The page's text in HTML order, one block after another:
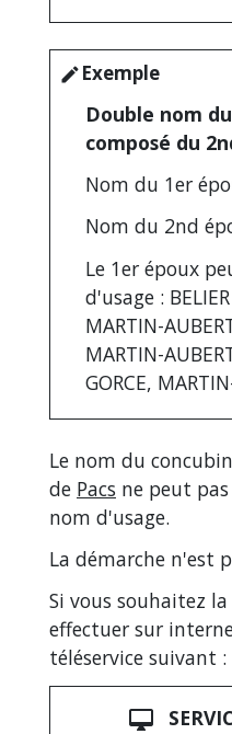
edit Exemple
Double nom
composé du 2
Nom du 1er
Nom du 2nd
Le 1er époux
d'usage :
MARTIN-
MARTIN-
GORCE,
Le nom du
de Pacs ne peut
nom d'usage.
La démarche n'est
Si vous souhaitez
effectuer sur
téléservice suivant :
desktop_mac